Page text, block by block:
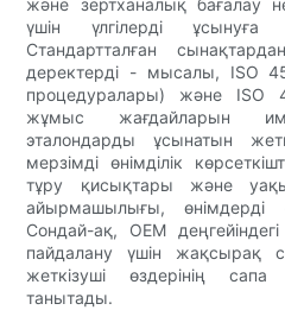
және зертханалық бағалау
үшін үлгілерді
Стандартталған
деректерді - мысалы, ISO
процедуралары) және ISO
жұмыс жағдайларын
эталондарды ұсынатын
мерзімді өнімділік
тұру қисықтары және
айырмашылығы,
Сондай-ақ, OEM
пайдалану үшін жақсырақ
жеткізуші өздерінің сапа
танытады.